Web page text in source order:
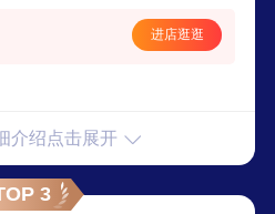
进店逛逛
介绍点击展开
3